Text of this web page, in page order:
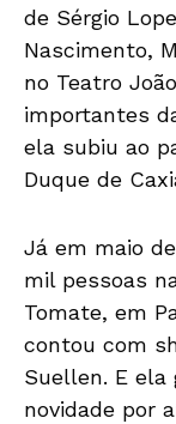
de Sérgio
Nascimento,
no Teatro
importantes
ela subiu ao
Duque de
Já em maio
mil pessoas
Tomate, em
contou com
Suellen. E
novidade por